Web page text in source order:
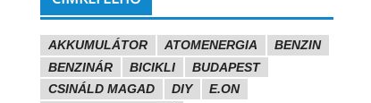
AKKUMULÁTOR ATOMENERGIA
BENZIN
BENZINÁR
BICIKLI
BUDAPEST
CSINÁLD MAGAD
DIY
E.ON